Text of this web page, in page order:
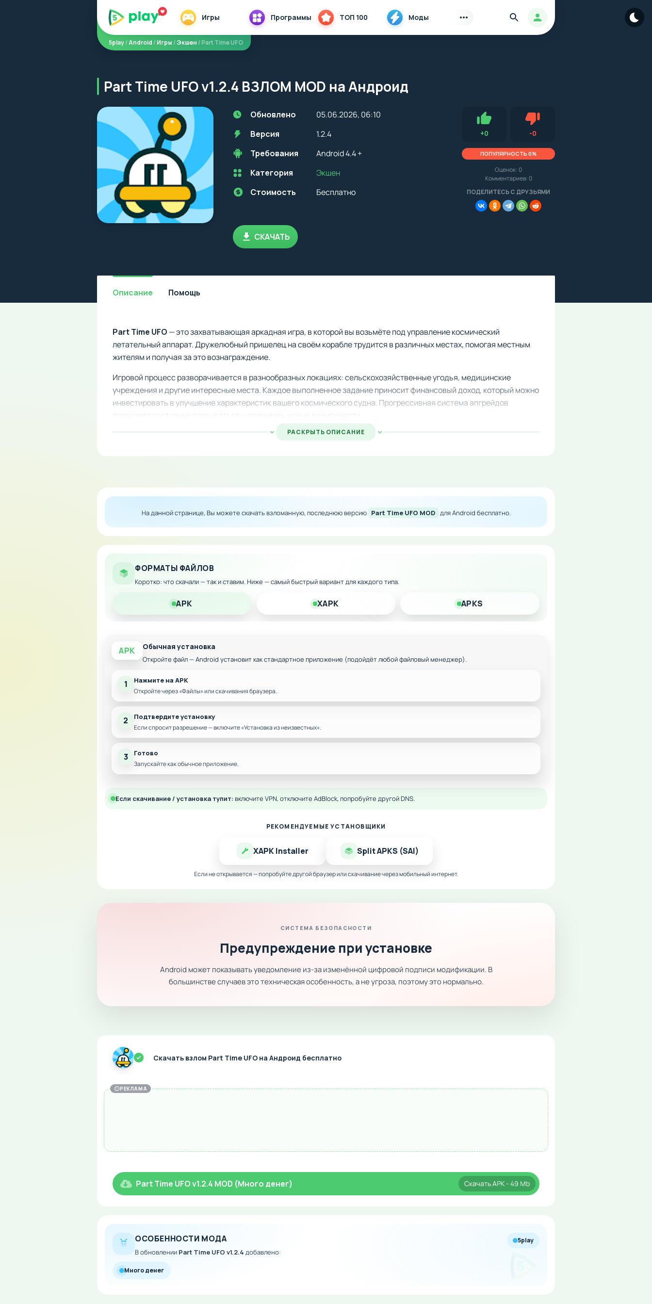
Игры Программы ТОП 100 Моды Авторизация
Найти
5play/Android /Игры /Экшен / Part Time UFO
Part Time UFO v1.2.4 ВЗЛОМ MOD на Андроид
Обновлено
05.06.2026, 06:10
Версия
1.2.4
Требования
Android 4.4 +
Перед установкой приложения на устройство с Android, стоит
учитывать версию OS. Мы всегда указываем минимальные
Категория
Экшен
Стоимость
Бесплатно
+0Нравится -0Не нравится (0.0, 0, 15197)
ПОПУЛЯРНОСТЬ 0%
Оценок: 0
Комментариев: 0
СКАЧАТЬ
Описание Помощь
Part Time UFO — это захватывающая аркадная игра, в которой вы возьмёте под управление космический
летательный аппарат. Дружелюбный пришелец на своём корабле трудится в различных местах, помогая местным
жителям и получая за это вознаграждение.
Игровой процесс разворачивается в разнообразных локациях: сельскохозяйственные угодья, медицинские
учреждения и другие интересные места. Каждое выполненное задание приносит финансовый доход, который можно
инвестировать в улучшение характеристик вашего космического судна. Прогрессивная система апгрейдов
Особенности мода:
Скачайте модифицированную версию на Андроид и наслаждайтесь беззаботной игрой без финансовых
ограничений.
РАСКРЫТЬ ОПИСАНИЕ
На данной странице, Вы можете скачать взломанную, последнюю версию Part Time UFO MOD для Android бесплатно.
ФОРМАТЫ ФАЙЛОВ
Коротко: что скачали — так и ставим. Ниже — самый быстрый вариант для каждого типа.
APK XAPK APKS
APK Обычная установка
Откройте файл — Android установит как стандартное приложение (подойдёт любой файловый менеджер).
1 Нажмите на APK
Откройте через «Файлы» или скачивания браузера.
2 Подтвердите установку
Если спросит разрешение — включите «Установка из неизвестных».
3 Готово
Запускайте как обычное приложение.
Если скачивание / установка тупит: включите VPN, отключите AdBlock, попробуйте другой DNS.
РЕКОМЕНДУЕМЫЕ УСТАНОВЩИКИ
XAPK Installer Split APKS (SAI)
Если не открывается — попробуйте другой браузер или скачивание через мобильный интернет.
СИСТЕМА БЕЗОПАСНОСТИ
Предупреждение при установке
Android может показывать уведомление из-за изменённой цифровой подписи модификации. В
большинстве случаев это техническая особенность, а не угроза, поэтому это нормально.
Скачать взлом Part Time UFO на Андроид бесплатно
РЕКЛАМА
Part Time UFO v1.2.4 MOD (Много денег) СкачатьAPK- 49 Mb
ОСОБЕННОСТИ МОДА
В обновлении Part Time UFO v1.2.4 добавлено:
5play
Много денег